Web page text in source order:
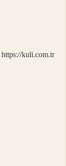
https://kuli.com.tr